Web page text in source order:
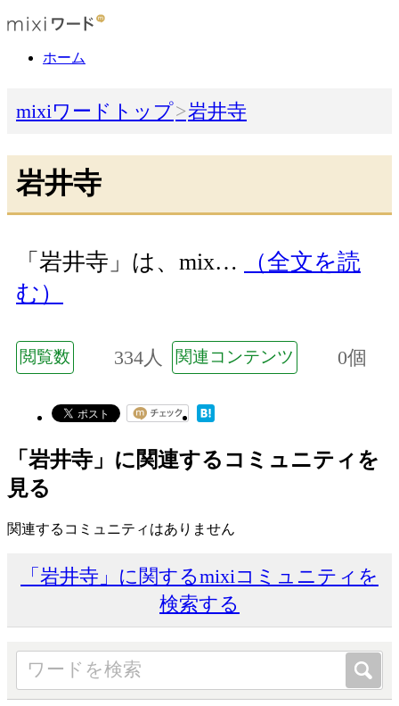
ホーム
mixiワードトップ 岩井寺
岩井寺
「岩井寺」は、mix…
（全文を読
む）
閲覧数 334人 関連コンテンツ 0個
「岩井寺」に関連するコミュニティを
見る
関連するコミュニティはありません
「岩井寺」に関するmixiコミュニティを
検索する